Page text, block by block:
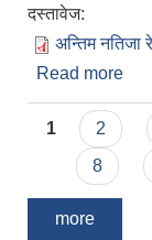
दस्तावेज:
अन्तिम नतिजा
Read more
Pages
1 2
8
more